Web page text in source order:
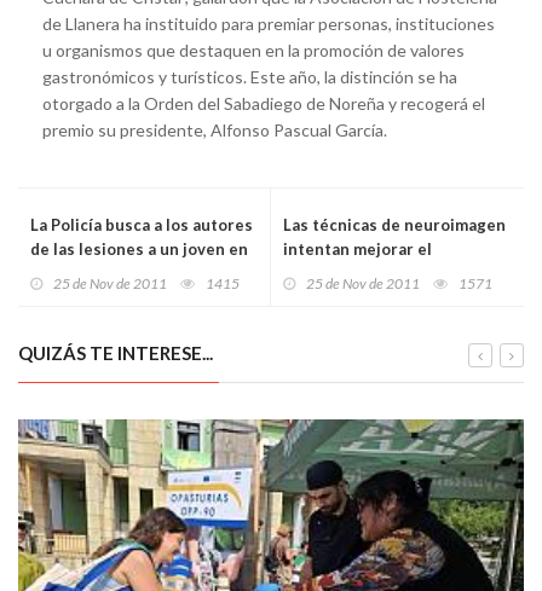
de Llanera ha instituido para premiar personas, instituciones
u organismos que destaquen en la promoción de valores
gastronómicos y turísticos. Este año, la distinción se ha
otorgado a la Orden del Sabadiego de Noreña y recogerá el
premio su presidente, Alfonso Pascual García.
La Policía busca a los autores
de las lesiones a un joven en
25 de Nov de 2011 1415
Las técnicas de neuroimagen
intentan mejorar el
25 de Nov de 2011 1571
QUIZÁS TE INTERESE...